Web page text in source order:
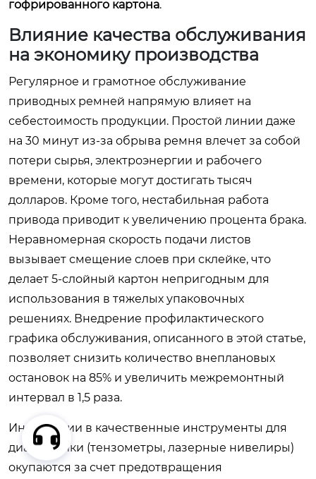
гофрированного картона.
Влияние качества обслуживания
на экономику производства
Регулярное и грамотное обслуживание
приводных ремней напрямую влияет на
себестоимость продукции. Простой линии даже
на 30 минут из-за обрыва ремня влечет за собой
потери сырья, электроэнергии и рабочего
времени, которые могут достигать тысяч
долларов. Кроме того, нестабильная работа
привода приводит к увеличению процента брака.
Неравномерная скорость подачи листов
вызывает смещение слоев при склейке, что
делает 5-слойный картон непригодным для
использования в тяжелых упаковочных
решениях. Внедрение профилактического
графика обслуживания, описанного в этой статье,
позволяет снизить количество внеплановых
остановок на 85% и увеличить межремонтный
интервал в 1,5 раза.
Инвестиции в качественные инструменты для
диагностики (тензометры, лазерные нивелиры)
окупаются за счет предотвращения